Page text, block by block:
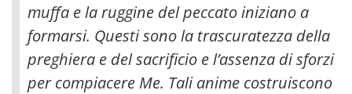
muffa e la ruggine del peccato iniziano a
formarsi. Questi sono la trascuratezza della
preghiera e del sacrificio e l’assenza di sforzi
per compiacere Me. Tali anime costruiscono